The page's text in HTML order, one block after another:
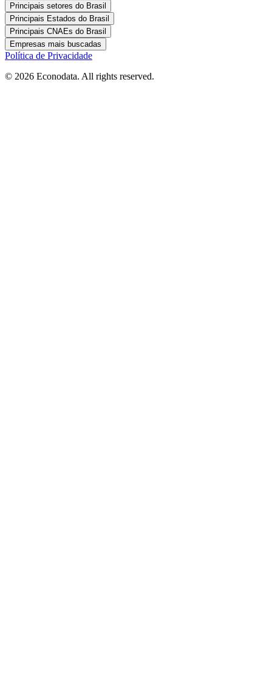
Principais setores do Brasil
Principais Estados do Brasil
Principais CNAEs do Brasil
Empresas mais buscadas
Política de Privacidade
© 2026 Econodata. All rights reserved.